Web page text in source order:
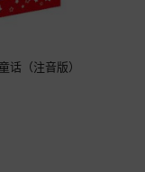
话（注音版）